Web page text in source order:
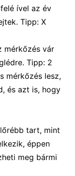
ível az év
Tipp: X
mérkőzés vár
. Tipp: 2
mérkőzés lesz,
és azt is, hogy
tart, mint
éppen
meg bármi